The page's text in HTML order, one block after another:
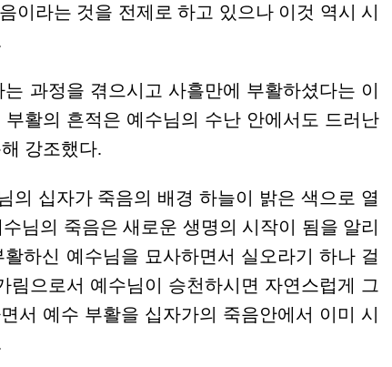
이라는 것을 전제로 하고 있으나 이것 역시 시
과정을 겪으시고 사흘만에 부활하셨다는 이
활의 흔적은 예수님의 수난 안에서도 드러난
강조했다.
의 십자가 죽음의 배경 하늘이 밝은 색으로 열
님의 죽음은 새로운 생명의 시작이 됨을 알리
하신 예수님을 묘사하면서 실오라기 하나 걸
으로서 예수님이 승천하시면 자연스럽게 그
서 예수 부활을 십자가의 죽음안에서 이미 시